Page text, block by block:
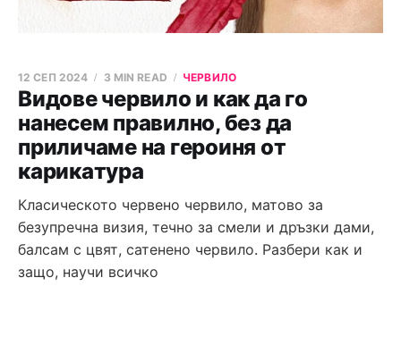
Видове червило и как да го
нанесем правилно, без да
приличаме на героиня от
карикатура
12 СЕП 2024 3 MIN READ ЧЕРВИЛО
Класическото червено червило, матово за
безупречна визия, течно за смели и дръзки дами,
балсам с цвят, сатенено червило. Разбери как и
защо, научи всичко